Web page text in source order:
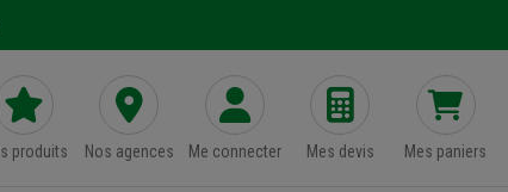
produits Nos agences Me connecter Mes devis Mes paniers